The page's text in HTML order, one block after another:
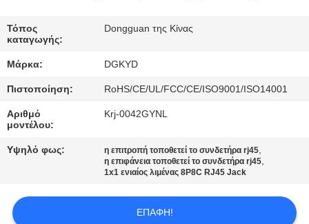
ΈΛΕΓΧΟΣ
ΕΛΆΤΕ
ΣΕ
ΕΠΑΦΉ
Τόπος
καταγωγής:
Dongguan της Κίνας
Μάρκα: DGKYD
Πιστοποίηση: RoHS/CE/UL/FCC/CE/ISO9001/ISO14001
Αριθμό
μοντέλου:
Krj-0042GYNL
Υψηλό φως: η επιτροπή τοποθετεί το συνδετήρα rj45,
η επιφάνεια τοποθετεί το συνδετήρα rj45,
1x1 ενιαίος λιμένας 8P8C RJ45 Jack
ΕΠΑΦΉ!